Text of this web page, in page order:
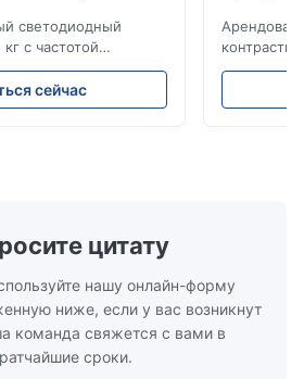
светодиодный
с частотой
яркостью 700 кд/м²
Идеально
мероприятий
сейчас
IP43 и
благодаря
цитату
нашу онлайн-форму
ниже, если у вас возникнут
команда свяжется с вами в
сроки.